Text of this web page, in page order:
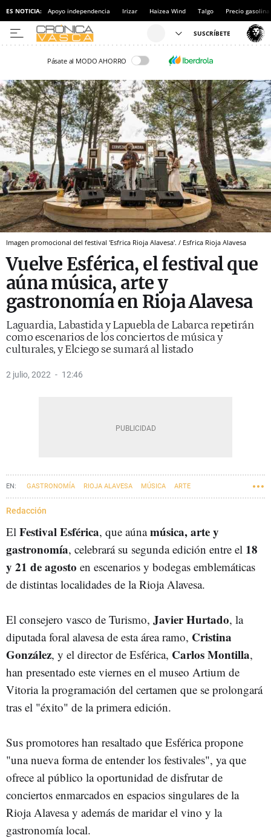
ES NOTICIA: Apoyo independencia Irizar Haizea Wind Talgo Precio gasolina
Pásate al MODO AHORRO
Imagen promocional del festival 'Esfrica Rioja Alavesa'. / Esfrica Rioja Alavesa
Vuelve Esférica, el festival que
aúna música, arte y
gastronomía en Rioja Alavesa
Laguardia, Labastida y Lapuebla de Labarca repetirán
como escenarios de los conciertos de música y
culturales, y Elciego se sumará al listado
2 julio, 2022 12:46
GASTRONOMÍA RIOJA ALAVESA MÚSICA ARTE
Redacción
El Festival Esférica, que aúnamúsica, arte y
gastronomía, celebrará su segunda edición entre el 18
y 21 de agosto en escenarios y bodegas emblemáticas
de distintas localidades de la Rioja Alavesa.
El consejero vasco de Turismo, Javier Hurtado, la
diputada foral alavesa de esta área ramo, Cristina
González, y el director de Esférica, Carlos Montilla,
han presentado este viernes en el museo Artium de
Vitoria la programación del certamen que se prolongará
tras el "éxito" de la primera edición.
Sus promotores han resaltado que Esférica propone
"una nueva forma de entender los festivales", ya que
ofrece al público la oportunidad de disfrutar de
conciertos enmarcados en espacios singulares de la
Rioja Alavesa y además de maridar el vino y la
gastronomía local.